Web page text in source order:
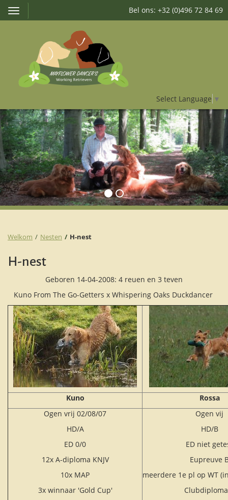
Toggle
navigation
Bel ons: +32 (0)496 72 84 69
Select Language ▼
Welkom Nesten H-nest
H-nest
Geboren 14-04-2008: 4 reuen en 3 teven
Kuno From The Go-Getters x Whispering Oaks Duckdancer
Kuno
Rossa
Ogen vrij 02/08/07
HD/A
ED 0/0
12x A-diploma KNJV
10x MAP
3x winnaar 'Gold Cup'
Ogen vij
HD/B
ED niet
Eupreuve
meerdere 1e pl op WT